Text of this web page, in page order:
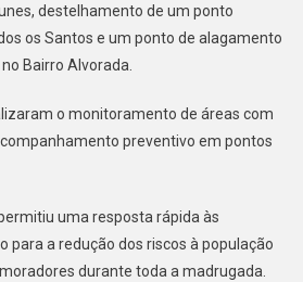
destelhamento de um ponto
os Santos e um ponto de alagamento
Bairro Alvorada.
o monitoramento de áreas com
preventivo em pontos
uma resposta rápida às
para a redução dos riscos à população
durante toda a madrugada.